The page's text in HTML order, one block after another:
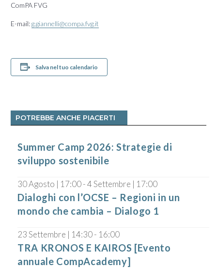
ComPA FVG
E-mail:g.giannelli@compa.fvg.it
Salva nel tuo calendario
POTREBBE ANCHE PIACERTI
Summer Camp 2026: Strategie di
sviluppo sostenibile
30 Agosto | 17:00-4 Settembre | 17:00
Dialoghi con l’OCSE – Regioni in un
mondo che cambia – Dialogo 1
23 Settembre | 14:30- 16:00
TRA KRONOS E KAIROS [Evento
annuale CompAcademy]